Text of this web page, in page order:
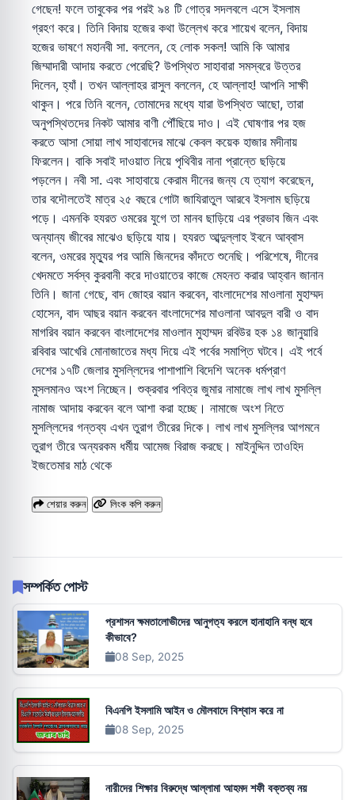
গেছেন! ফলে তাবুকের পর পরই ৯৪ টি গোত্র সদলবলে এসে ইসলাম
গ্রহণ করে। তিনি বিদায় হজের কথা উল্লেখ করে শায়েখ বলেন, বিদায়
হজের ভাষণে মহানবী সা. বললেন, হে লোক সকল! আমি কি আমার
জিম্মাদারী আদায় করতে পেরেছি? উপস্থিত সাহাবারা সমস্বরে উত্তর
দিলেন, হ্যাঁ। তখন আল্লাহর রাসুল বললেন, হে আল্লাহ! আপনি সাক্ষী
থাকুন। পরে তিনি বলেন, তোমাদের মধ্যে যারা উপস্থিত আছো, তারা
অনুপস্থিতদের নিকট আমার বাণী পৌঁছিয়ে দাও। এই ঘোষণার পর হজ
করতে আসা সোয়া লাখ সাহাবাদের মাঝে কেবল কয়েক হাজার মদীনায়
ফিরলেন। বাকি সবাই দাওয়াত নিয়ে পৃথিবীর নানা প্রান্তে ছড়িয়ে
পড়লেন। নবী সা. এবং সাহাবায়ে কেরাম দীনের জন্য যে ত্যাগ করেছেন,
তার বদৌলতেই মাত্র ২৫ বছরে গোটা জাযিরাতুল আরবে ইসলাম ছড়িয়ে
পড়ে। এমনকি হযরত ওমরের যুগে তা মানব ছাড়িয়ে এর প্রভাব জিন এবং
অন্যান্য জীবের মাঝেও ছড়িয়ে যায়। হযরত আব্দুল্লাহ ইবনে আব্বাস
বলেন, ওমরের মৃত্যুর পর আমি জিনদের কাঁদতে শুনেছি। পরিশেষে, দীনের
খেদমতে সর্বস্ব কুরবানী করে দাওয়াতের কাজে মেহনত করার আহ্বান জানান
তিনি। জানা গেছে, বাদ জোহর বয়ান করবেন, বাংলাদেশের মাওলানা মুহাম্মদ
হোসেন, বাদ আছর বয়ান করবেন বাংলাদেশের মাওলানা আবদুল বারী ও বাদ
মাগরিব বয়ান করবেন বাংলাদেশের মাওলান মুহাম্মদ রবিউর হক ১৪ জানুয়ারি
রবিবার আখেরি মোনাজাতের মধ্য দিয়ে এই পর্বের সমাপ্তি ঘটবে। এই পর্বে
দেশের ১৭টি জেলার মুসল্লিদের পাশাপাশি বিদেশি অনেক ধর্মপ্রাণ
মুসলমানও অংশ নিচ্ছেন। শুক্রবার পবিত্র জুমার নামাজে লাখ লাখ মুসল্লি
নামাজ আদায় করবেন বলে আশা করা হচ্ছে। নামাজে অংশ নিতে
মুসল্লিদের গন্তব্য এখন তুরাগ তীরের দিকে। লাখ লাখ মুসল্লির আগমনে
তুরাগ তীরে অন্যরকম ধর্মীয় আমেজ বিরাজ করছে। মাইনুদ্দিন তাওহিদ
ইজতেমার মাঠ থেকে
শেয়ার করুন লিংক কপি করুন
সম্পর্কিত পোস্ট
প্রশাসন ক্ষমতালোভীদের আনুগত্য করলে হানাহানি বন্ধ হবে
কীভাবে?
08 Sep, 2025
বিএনপি ইসলামি আইন ও মৌলবাদে বিশ্বাস করে না
08 Sep, 2025
নারীদের শিক্ষার বিরুদ্ধে আল্লামা আহমদ শফী বক্তব্য নয়